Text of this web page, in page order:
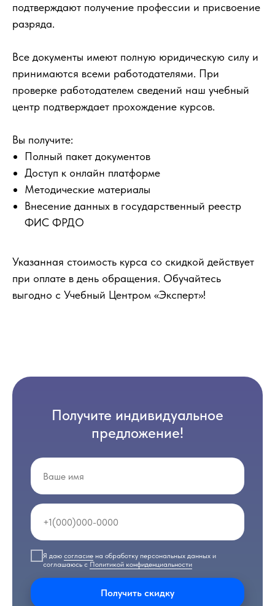
подтверждают получение профессии и присвоение
разряда.
Все документы имеют полную юридическую силу и
принимаются всеми работодателями. При
проверке работодателем сведений наш учебный
центр подтверждает прохождение курсов.
Вы получите:
Полный пакет документов
Доступ к онлайн платформе
Методические материалы
Внесение данных в государственный реестр
ФИС ФРДО
Указанная стоимость курса со скидкой действует
при оплате в день обращения. Обучайтесь
выгодно с Учебный Центром «Эксперт»!
Получите индивидуальное
предложение!
Я даю согласие на обработку персональных данных и
соглашаюсь с Политикой конфиденциальности
Получить скидку